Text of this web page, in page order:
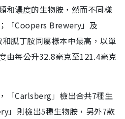
和濃度的生物胺，然而不同樣
「Coopers Brewery」及
和胍丁胺同屬樣本中最高，以單
由每公升32.8毫克至121.4毫克
「Carlsberg」檢出合共7種生
」則檢出5種生物胺，另外7款